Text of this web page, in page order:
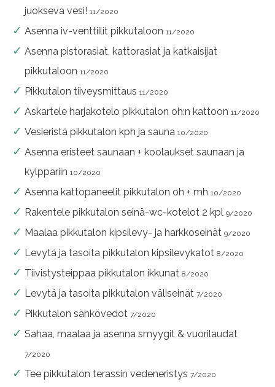
juokseva vesi! 11/2020
Asenna iv-venttiilit pikkutaloon 11/2020
Asenna pistorasiat, kattorasiat ja katkaisijat
pikkutaloon 11/2020
Pikkutalon tiiveysmittaus 11/2020
Askartele harjakotelo pikkutalon oh:n kattoon 11/2020
Vesieristä pikkutalon kph ja sauna 10/2020
Asenna eristeet saunaan + koolaukset saunaan ja
kylppäriin 10/2020
Asenna kattopaneelit pikkutalon oh + mh 10/2020
Rakentele pikkutalon seinä-wc-kotelot 2 kpl 9/2020
Maalaa pikkutalon kipsilevy- ja harkkoseinät 9/2020
Levytä ja tasoita pikkutalon kipsilevykatot 8/2020
Tiivistysteippaa pikkutalon ikkunat 8/2020
Levytä ja tasoita pikkutalon väliseinät 7/2020
Pikkutalon sähkövedot 7/2020
Sahaa, maalaa ja asenna smyygit & vuorilaudat
7/2020
Tee pikkutalon terassin vedeneristys 7/2020